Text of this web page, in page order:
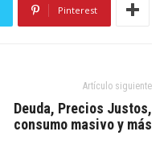
Pinterest
Artículo siguiente
Deuda, Precios Justos,
consumo masivo y más